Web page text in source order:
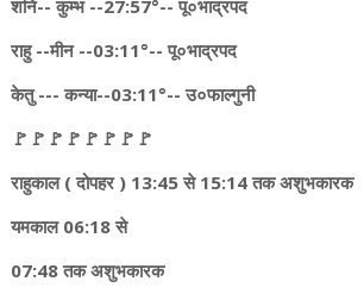
शनि-- कुम्भ --27:57°-- पू०भाद्रपद
राहु --मीन --03:11°-- पू०भाद्रपद
केतु --- कन्या--03:11°-- उ०फाल्गुनी
🚩🚩🚩🚩🚩🚩🚩🚩
राहुकाल ( दोपहर ) 13:45 से 15:14 तक अशुभकारक
यमकाल 06:18 से
07:48 तक अशुभकारक